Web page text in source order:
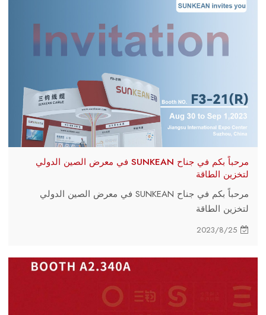
مرحباً بكم في جناح SUNKEAN في معرض الصين الدولي
لتخزين الطاقة
مرحباً بكم في جناح SUNKEAN في معرض الصين الدولي
لتخزين الطاقة
2023/8/25